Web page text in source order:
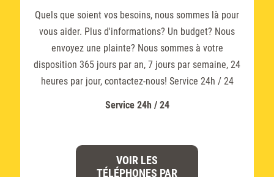
Quels que soient vos besoins, nous sommes là pour
vous aider. Plus d'informations? Un budget? Nous
envoyez une plainte? Nous sommes à votre
disposition 365 jours par an, 7 jours par semaine, 24
heures par jour, contactez-nous! Service 24h / 24
Service 24h / 24
VOIR LES
TÉLÉPHONES PAR